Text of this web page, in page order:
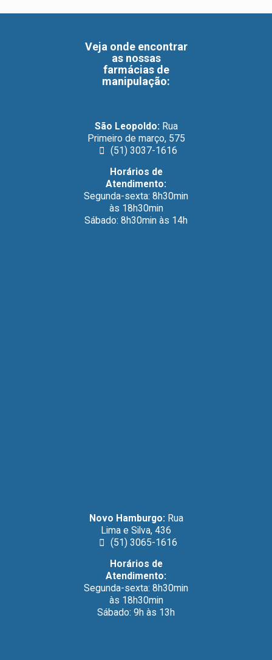
Veja onde encontrar
as nossas
farmácias de
manipulação:
São Leopoldo: Rua
Primeiro de março, 575
(51) 3037-1616
Horários de
Atendimento:
Segunda-sexta: 8h30min
às 18h30min
Sábado: 8h30min às 14h
Novo Hamburgo: Rua
Lima e Silva, 436
(51) 3065-1616
Horários de
Atendimento:
Segunda-sexta: 8h30min
às 18h30min
Sábado: 9h às 13h